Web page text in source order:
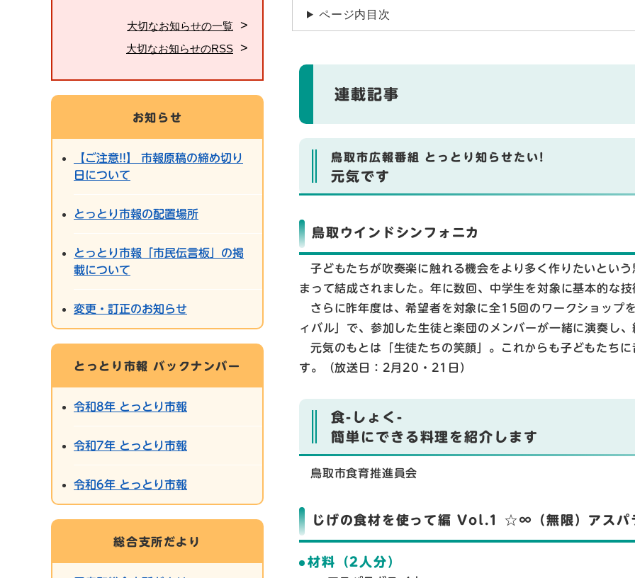
ページ内目次
連載記事
鳥取市広報番組 とっとり知らせたい!
元気です
鳥取ウインドシンフォニカ
子どもたちが吹奏楽に触れる機会をより多く作りたいとい
まって結成されました。年に数回、中学生を対象に基本的な
さらに昨年度は、希望者を対象に全15回のワークショップ
ィバル」で、参加した生徒と楽団のメンバーが一緒に演奏し
元気のもとは「生徒たちの笑顔」。これからも子どもたち
す。（放送日：2月20・21日）
食-しょく-
簡単にできる料理を紹介します
鳥取市食育推進員会
じげの食材を使って編 Vol.1 ☆∞（無限）アス
材料（2人分）
大切なお知らせの一覧
大切なお知らせのRSS
お知らせ
【ご注意!!】 市報原稿の締め切り
日について
とっとり市報の配置場所
とっとり市報「市民伝言板」の掲
載について
変更・訂正のお知らせ
とっとり市報 バックナンバー
令和8年 とっとり市報
令和7年 とっとり市報
令和6年 とっとり市報
総合支所だより